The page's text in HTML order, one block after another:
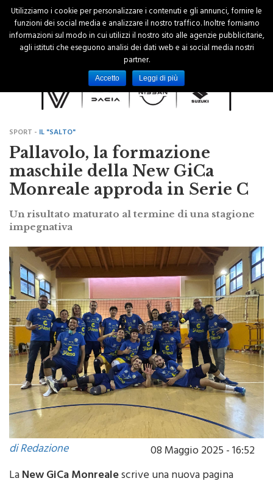
SPORT -IL "SALTO"
Pallavolo, la formazione
maschile della New GiCa
Monreale approda in Serie C
Un risultato maturato al termine di una stagione
di Redazione
08 Maggio 2025 - 16:52
Utilizziamo i cookie per personalizzare i contenuti e gli annunci, fornire le
funzioni dei social media e analizzare il nostro traffico. Inoltre forniamo
informazioni sul modo in cui utilizzi il nostro sito alle agenzie pubblicitarie,
agli istituti che eseguono analisi dei dati web e ai social media nostri
partner.
Accetto Leggi di più